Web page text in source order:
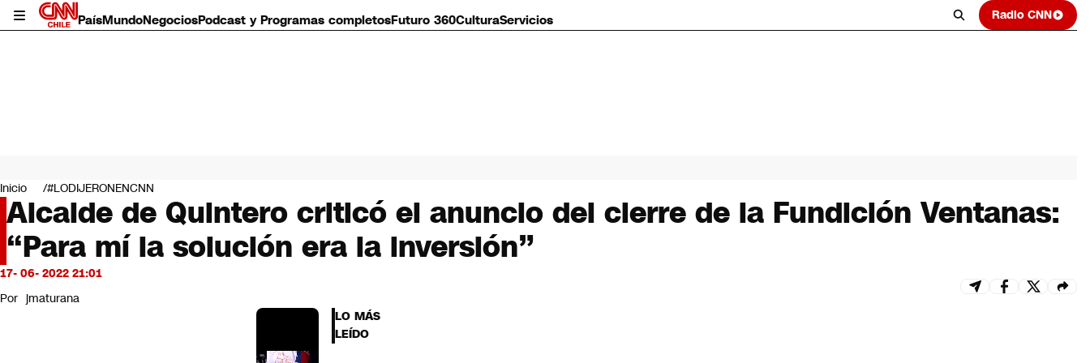
PaísMundoNegociosPodcast y Programas completosFuturo 360CulturaServicios Radio CNN
Mundo
Negocios
Deportes
Programas completos
Cultura
Servicios
Bits
CNN Data
Inicio #LODIJERONENCNN
Alcalde de Quintero criticó el anuncio del cierre de la Fundición Ventanas:
“Para mí la solución era la inversión”
17- 06- 2022 21:01
Por jmaturana
LO MÁS
LEÍDO